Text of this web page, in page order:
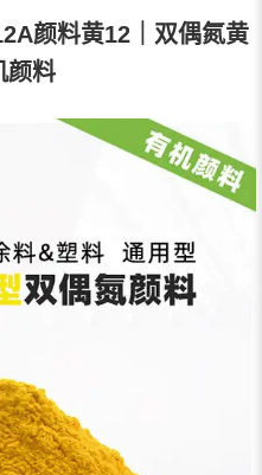
颜料黄12｜双偶氮黄
颜料